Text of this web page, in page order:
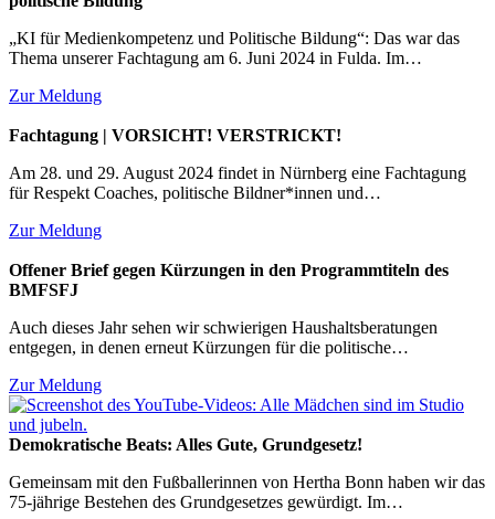
„KI für Medienkompetenz und Politische Bildung“: Das war das
Thema unserer Fachtagung am 6. Juni 2024 in Fulda. Im…
Zur Meldung
Fachtagung | VORSICHT! VERSTRICKT!
Am 28. und 29. August 2024 findet in Nürnberg eine Fachtagung
für Respekt Coaches, politische Bildner*innen und…
Zur Meldung
Offener Brief gegen Kürzungen in den Programmtiteln des
BMFSFJ
Auch dieses Jahr sehen wir schwierigen Haushaltsberatungen
entgegen, in denen erneut Kürzungen für die politische…
Zur Meldung
Demokratische Beats: Alles Gute, Grundgesetz!
Gemeinsam mit den Fußballerinnen von Hertha Bonn haben wir das
75-jährige Bestehen des Grundgesetzes gewürdigt. Im…